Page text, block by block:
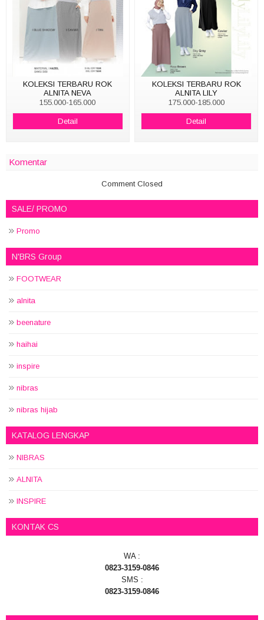
KOLEKSI TERBARU ROK
ALNITA NEVA
155.000-165.000
Detail
KOLEKSI TERBARU ROK
ALNITA LILY
175.000-185.000
Detail
Komentar
Comment Closed
SALE/ PROMO
Promo
N'BRS Group
FOOTWEAR
alnita
beenature
haihai
inspire
nibras
nibras hijab
KATALOG LENGKAP
NIBRAS
ALNITA
INSPIRE
KONTAK CS
WA :
0823-3159-0846
SMS :
0823-3159-0846